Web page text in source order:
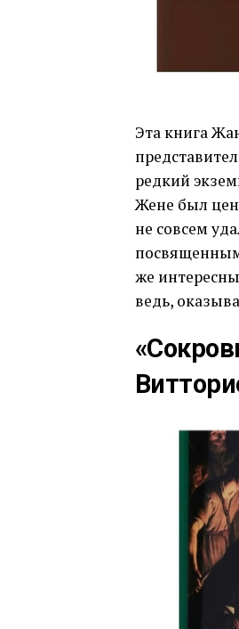
Эта книга
редкий
Жене был
не совсем
же
ведь,